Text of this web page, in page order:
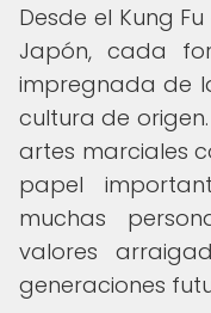
Desde el Kung
Japón, cada
impregnada de
cultura de
artes marciales
papel
muchas
valores
generaciones